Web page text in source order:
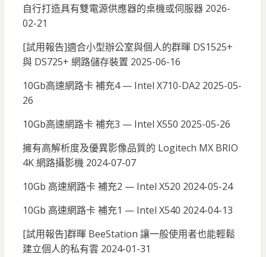
自行打造具有雙電源供應器的桌機或伺服器 2026-
02-21
[試用報告]適合小型辦公室與個人的群暉 DS1525+
與 DS725+ 網路儲存裝置 2025-06-16
10Gb高速網路卡 補充4 — Intel X710-DA2 2025-05-
26
10Gb高速網路卡 補充3 — Intel X550 2025-05-26
擁有高解析度及優異影像品質的 Logitech MX BRIO
4K 網路攝影機 2024-07-07
10Gb 高速網路卡 補充2 — Intel X520 2024-05-24
10Gb 高速網路卡 補充1 — Intel X540 2024-04-13
[試用報告]群暉 BeeStation 讓一般使用者也能輕鬆
建立個人的私有雲 2024-01-31